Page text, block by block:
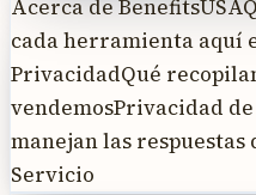
Acerca de BenefitsUSA
cada herramienta aquí
PrivacidadQué
vendemosPrivacidad de
manejan las respuestas
Servicio